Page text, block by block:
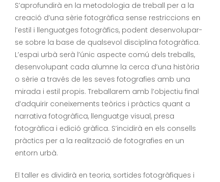
S’aprofundirà en la metodologia de treball per a la
creació d’una sèrie fotogràfica sense restriccions en
l’estil i llenguatges fotogràfics, podent desenvolupar-
se sobre la base de qualsevol disciplina fotogràfica.
L’espai urbà serà l’únic aspecte comú dels treballs,
desenvolupant cada alumne la cerca d’una història
o sèrie a través de les seves fotografies amb una
mirada i estil propis. Treballarem amb l’objectiu final
d’adquirir coneixements teòrics i pràctics quant a
narrativa fotogràfica, llenguatge visual, presa
fotogràfica i edició gràfica. S’incidirà en els consells
pràctics per a la realització de fotografies en un
entorn urbà.
El taller es dividirà en teoria, sortides fotogràfiques i